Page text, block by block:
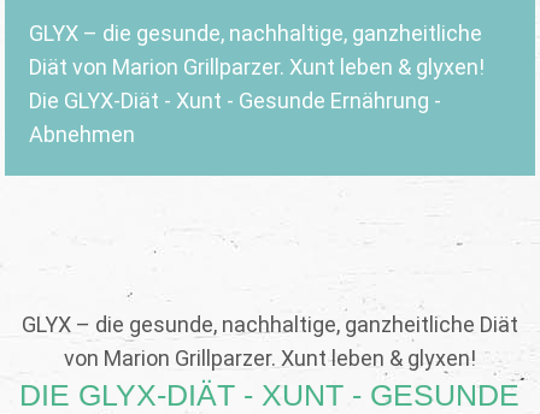
GLYX – die gesunde, nachhaltige, ganzheitliche
Diät von Marion Grillparzer. Xunt leben & glyxen!
Die GLYX-Diät - Xunt - Gesunde Ernährung -
Abnehmen
GLYX – die gesunde, nachhaltige, ganzheitliche Diät
von Marion Grillparzer. Xunt leben & glyxen!
DIE GLYX-DIÄT - XUNT - GESUNDE